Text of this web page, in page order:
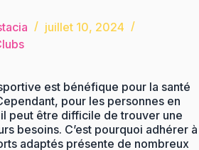
juillet 10, 2024
est bénéfique pour la santé
pour les personnes en
peut être difficile de trouver une
besoins. C’est pourquoi adhérer à
adaptés présente de nombreux